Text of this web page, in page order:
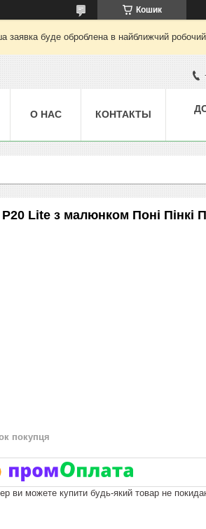
Кошик
заявка буде оброблена в найближчий
О НАС КОНТАКТЫ
Lite з малюнком Поні Пінкі
покупця
ви можете купити будь-який товар не